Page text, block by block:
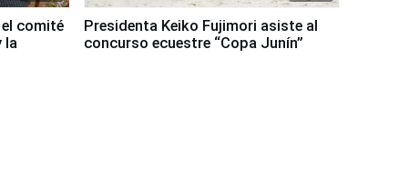
el comité
la
Presidenta Keiko Fujimori asiste al
concurso ecuestre “Copa Junín”